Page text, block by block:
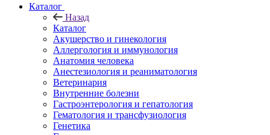
Каталог
Назад
Каталог
Акушерство и гинекология
Аллергология и иммунология
Анатомия человека
Анестезиология и реаниматология
Ветеринария
Внутренние болезни
Гастроэнтерология и гепатология
Гематология и трансфузиология
Генетика